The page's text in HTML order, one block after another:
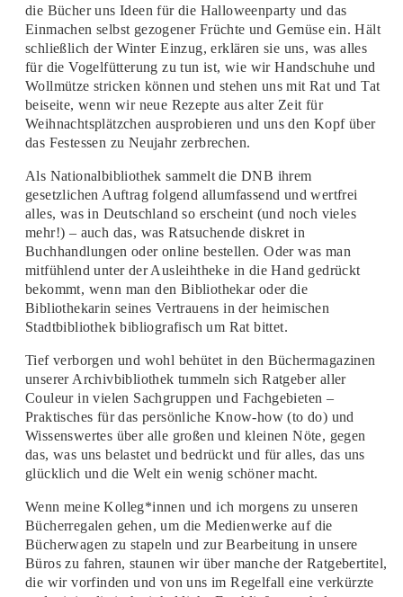
die Bücher uns Ideen für die Halloweenparty und das
Einmachen selbst gezogener Früchte und Gemüse ein. Hält
schließlich der Winter Einzug, erklären sie uns, was alles
für die Vogelfütterung zu tun ist, wie wir Handschuhe und
Wollmütze stricken können und stehen uns mit Rat und Tat
beiseite, wenn wir neue Rezepte aus alter Zeit für
Weihnachtsplätzchen ausprobieren und uns den Kopf über
das Festessen zu Neujahr zerbrechen.
Als Nationalbibliothek sammelt die DNB ihrem
gesetzlichen Auftrag folgend allumfassend und wertfrei
alles, was in Deutschland so erscheint (und noch vieles
mehr!) – auch das, was Ratsuchende diskret in
Buchhandlungen oder online bestellen. Oder was man
mitfühlend unter der Ausleihtheke in die Hand gedrückt
bekommt, wenn man den Bibliothekar oder die
Bibliothekarin seines Vertrauens in der heimischen
Stadtbibliothek bibliografisch um Rat bittet.
Tief verborgen und wohl behütet in den Büchermagazinen
unserer Archivbibliothek tummeln sich Ratgeber aller
Couleur in vielen Sachgruppen und Fachgebieten –
Praktisches für das persönliche Know-how (to do) und
Wissenswertes über alle großen und kleinen Nöte, gegen
das, was uns belastet und bedrückt und für alles, das uns
glücklich und die Welt ein wenig schöner macht.
Wenn meine Kolleg*innen und ich morgens zu unseren
Bücherregalen gehen, um die Medienwerke auf die
Bücherwagen zu stapeln und zur Bearbeitung in unsere
Büros zu fahren, staunen wir über manche der Ratgebertitel,
die wir vorfinden und von uns im Regelfall eine verkürzte